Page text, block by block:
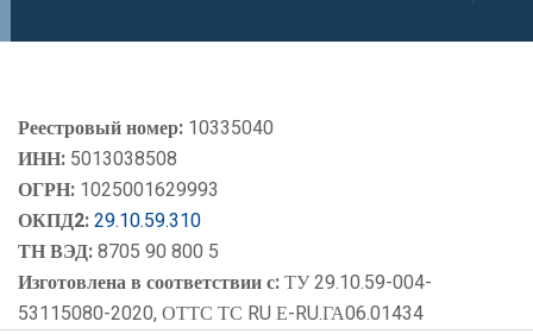
реестровый номер 10335040
Реестровый номер: 10335040
ИНН: 5013038508
ОГРН: 1025001629993
ОКПД2:29.10.59.310
ТН ВЭД:8705 90 800 5
Изготовлена в соответствии с:ТУ 29.10.59-004-
53115080-2020, ОТТС ТС RU Е-RU.ГА06.01434